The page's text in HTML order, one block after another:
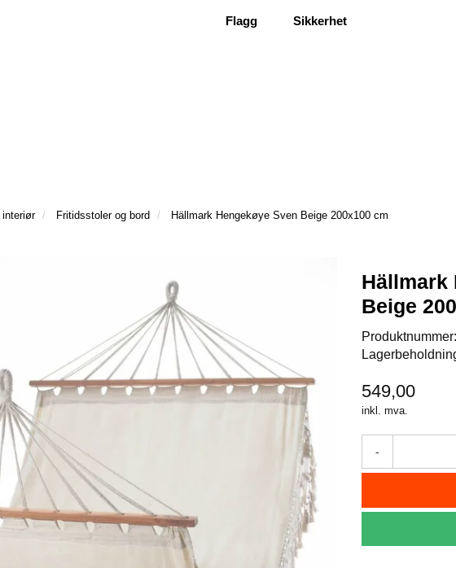
Flagg Sikkerhet
interiør Fritidsstoler og bord Hällmark Hengekøye Sven Beige 200x100 cm
Hällmark
Beige
Produktnummer:
549,00
inkl. mva.
-